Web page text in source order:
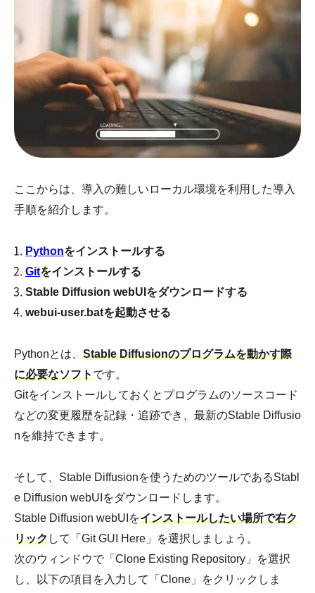
ここからは、導入の難しいローカル環境を利用した導入
手順を紹介します。
Pythonをインストールする
Gitをインストールする
Stable Diffusion webUIをダウンロードする
webui-user.batを起動させる
Pythonとは、 Stable Diffusionのプログラムを動かす際
に必要なソフト です。
Gitをインストールしておくとプログラムのソースコード
などの変更履歴を記録・追跡でき、最新のStable Diffusio
nを維持できます。
そして、Stable Diffusionを使うためのツールであるStabl
e Diffusion webUIをダウンロードします。
Stable Diffusion webUIをインストールしたい場所で右ク
リック して「Git GUI Here」を選択しましょう。
次のウィンドウで「Clone Existing Repository」を選択
し、以下の項目を入力して「Clone」をクリックしま